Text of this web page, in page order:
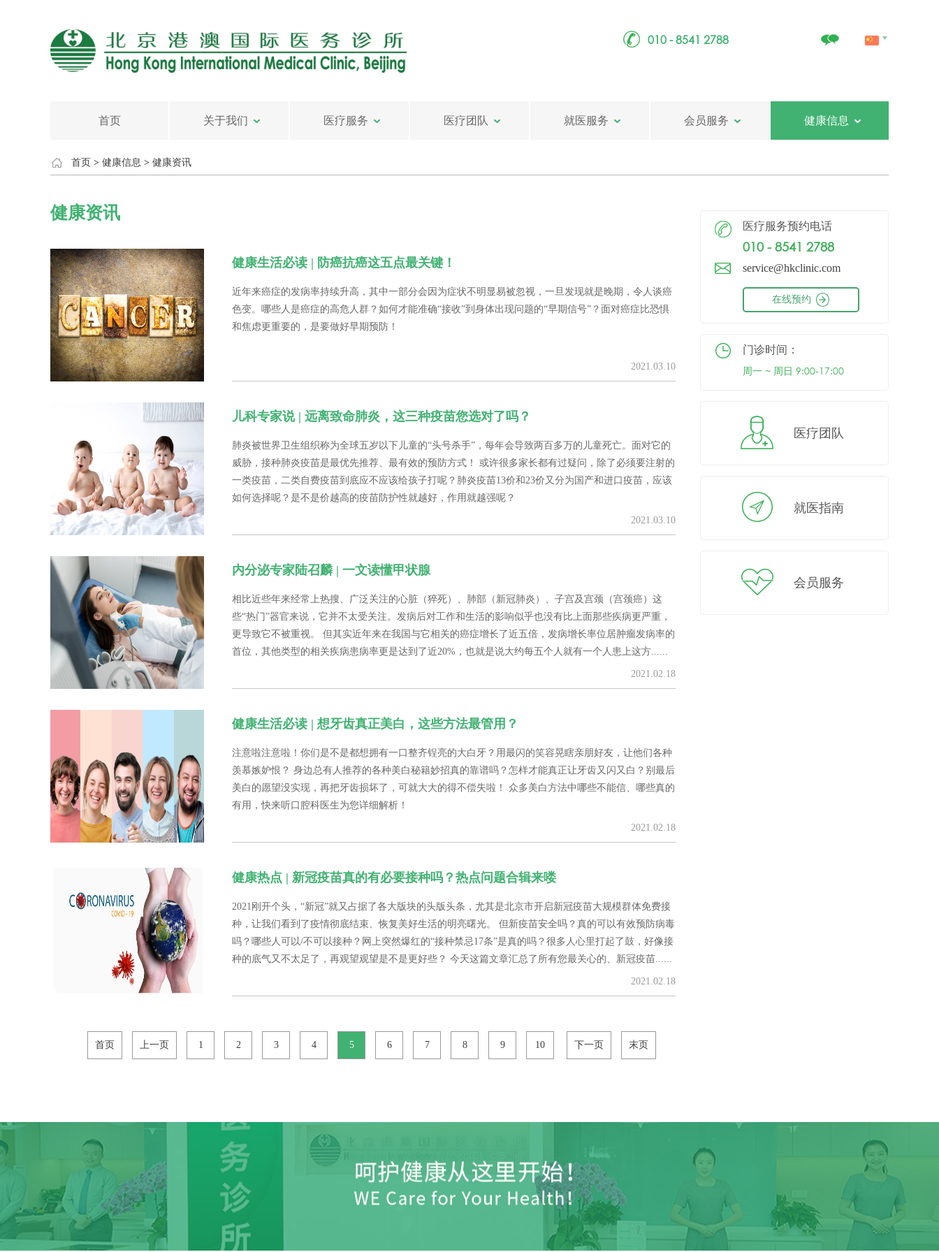
010 - 8541 2788
首页 关于我们 医疗服务 医疗团队 就医服务 会员服务 健康信息
首页 > 健康信息 > 健康资讯
健康资讯
健康生活必读 | 防癌抗癌这五点最关键！
近年来癌症的发病率持续升高，其中一部分会因为症状不明显易被忽视，一旦发现就是晚期，令人谈癌
色变。哪些人是癌症的高危人群？如何才能准确“接收”到身体出现问题的“早期信号”？面对癌症比恐惧
和焦虑更重要的，是要做好早期预防！
2021.03.10
儿科专家说 | 远离致命肺炎，这三种疫苗您选对了吗？
肺炎被世界卫生组织称为全球五岁以下儿童的“头号杀手”，每年会导致两百多万的儿童死亡。面对它的
威胁，接种肺炎疫苗是最优先推荐、最有效的预防方式！ 或许很多家长都有过疑问，除了必须要注射的
一类疫苗，二类自费疫苗到底应不应该给孩子打呢？肺炎疫苗13价和23价又分为国产和进口疫苗，应该
如何选择呢？是不是价越高的疫苗防护性就越好，作用就越强呢？
2021.03.10
内分泌专家陆召麟 | 一文读懂甲状腺
相比近些年来经常上热搜、广泛关注的心脏（猝死）、肺部（新冠肺炎）、子宫及宫颈（宫颈癌）这
些“热门”器官来说，它并不太受关注。发病后对工作和生活的影响似乎也没有比上面那些疾病更严重，
更导致它不被重视。 但其实近年来在我国与它相关的癌症增长了近五倍，发病增长率位居肿瘤发病率的
首位，其他类型的相关疾病患病率更是达到了近20%，也就是说大约每五个人就有一个人患上这方......
2021.02.18
健康生活必读 | 想牙齿真正美白，这些方法最管用？
注意啦注意啦！你们是不是都想拥有一口整齐锃亮的大白牙？用最闪的笑容晃瞎亲朋好友，让他们各种
羡慕嫉妒恨？ 身边总有人推荐的各种美白秘籍妙招真的靠谱吗？怎样才能真正让牙齿又闪又白？别最后
美白的愿望没实现，再把牙齿损坏了，可就大大的得不偿失啦！ 众多美白方法中哪些不能信、哪些真的
有用，快来听口腔科医生为您详细解析！
2021.02.18
健康热点 | 新冠疫苗真的有必要接种吗？热点问题合辑来喽
2021刚开个头，“新冠”就又占据了各大版块的头版头条，尤其是北京市开启新冠疫苗大规模群体免费接
种，让我们看到了疫情彻底结束、恢复美好生活的明亮曙光。 但新疫苗安全吗？真的可以有效预防病毒
吗？哪些人可以/不可以接种？网上突然爆红的“接种禁忌17条”是真的吗？很多人心里打起了鼓，好像接
种的底气又不太足了，再观望观望是不是更好些？ 今天这篇文章汇总了所有您最关心的、新冠疫苗......
2021.02.18
首页 上一页 1 2 3 4 5 6 7 8 9 10 下一页 末页
医疗服务预约电话
010 - 8541 2788
service@hkclinic.com
在线预约
门诊时间：
周一 ~ 周日 9:00-17:00
医疗团队
就医指南
会员服务